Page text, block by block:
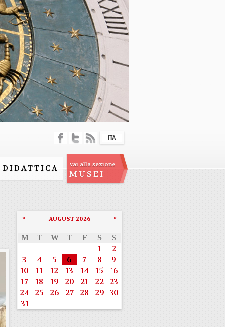
DIDATTICA Vai alla sezione
MUSEI
ITA
AUGUST 2026
« »
M T W T F S S
1
2
3
4 5 6 7 8
9
10
11 12 13 14 15
16
17
18 19 20 21 22
23
24
25 26 27 28 29 30
31